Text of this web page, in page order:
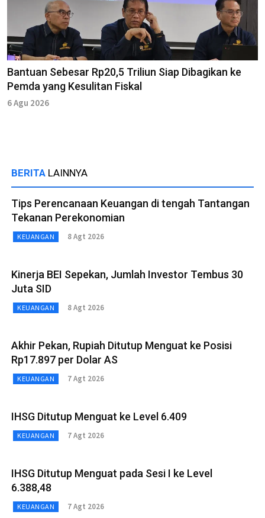
Bantuan Sebesar Rp20,5 Triliun Siap Dibagikan ke
Pemda yang Kesulitan Fiskal
6 Agu 2026
BERITA LAINNYA
Tips Perencanaan Keuangan di tengah Tantangan
Tekanan Perekonomian
KEUANGAN 8 Agt 2026
Kinerja BEI Sepekan, Jumlah Investor Tembus 30
Juta SID
KEUANGAN 8 Agt 2026
Akhir Pekan, Rupiah Ditutup Menguat ke Posisi
Rp17.897 per Dolar AS
KEUANGAN 7 Agt 2026
IHSG Ditutup Menguat ke Level 6.409
KEUANGAN 7 Agt 2026
IHSG Ditutup Menguat pada Sesi I ke Level
6.388,48
KEUANGAN 7 Agt 2026